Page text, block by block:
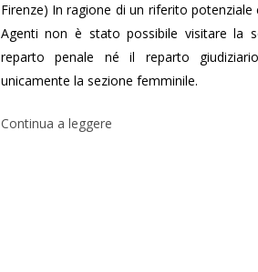
Firenze) In ragione di un riferito
Agenti non è stato possibile visitare la
reparto penale né il reparto
unicamente la sezione femminile.
Continua a leggere